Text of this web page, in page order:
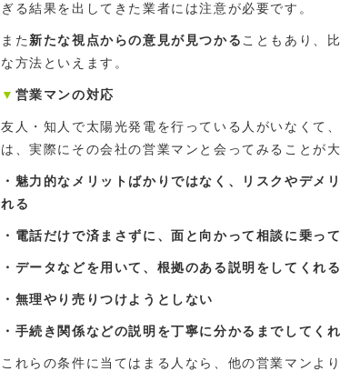
ぎる結果を出してきた業者には注意が必要です。
また 新たな視点からの意見が見つかる こともあり、
な方法といえます。
▼ 営業マンの対応
友人・知人で太陽光発電を行っている人がいなくて
は、実際にその会社の営業マンと会ってみることが大
・魅力的なメリットばかりではなく、リスクやデメ
れる
・電話だけで済まさずに、面と向かって相談に乗っ
・データなどを用いて、根拠のある説明をしてくれる
・無理やり売りつけようとしない
・手続き関係などの説明を丁寧に分かるまでしてく
これらの条件に当てはまる人なら、他の営業マンよ